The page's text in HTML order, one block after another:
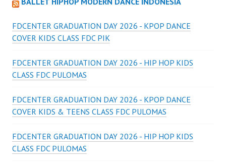
FDCENTER GRADUATION DAY 2026 - KPOP DANCE
COVER KIDS CLASS FDC PIK
FDCENTER GRADUATION DAY 2026 - HIP HOP KIDS
CLASS FDC PULOMAS
FDCENTER GRADUATION DAY 2026 - KPOP DANCE
COVER KIDS & TEENS CLASS FDC PULOMAS
FDCENTER GRADUATION DAY 2026 - HIP HOP KIDS
CLASS FDC PULOMAS